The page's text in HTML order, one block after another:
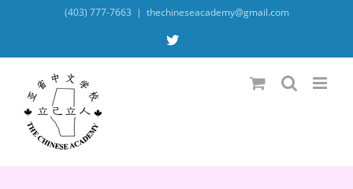
(403) 777-7663 | thechineseacademy@gmail.com
X